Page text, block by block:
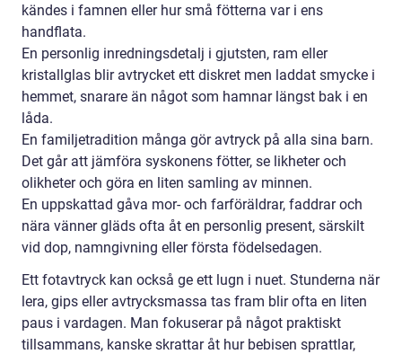
kändes i famnen eller hur små fötterna var i ens
handflata.
En personlig inredningsdetalj i gjutsten, ram eller
kristallglas blir avtrycket ett diskret men laddat smycke i
hemmet, snarare än något som hamnar längst bak i en
låda.
En familjetradition många gör avtryck på alla sina barn.
Det går att jämföra syskonens fötter, se likheter och
olikheter och göra en liten samling av minnen.
En uppskattad gåva mor- och farföräldrar, faddrar och
nära vänner gläds ofta åt en personlig present, särskilt
vid dop, namngivning eller första födelsedagen.
Ett fotavtryck kan också ge ett lugn i nuet. Stunderna när
lera, gips eller avtrycksmassa tas fram blir ofta en liten
paus i vardagen. Man fokuserar på något praktiskt
tillsammans, kanske skrattar åt hur bebisen sprattlar,